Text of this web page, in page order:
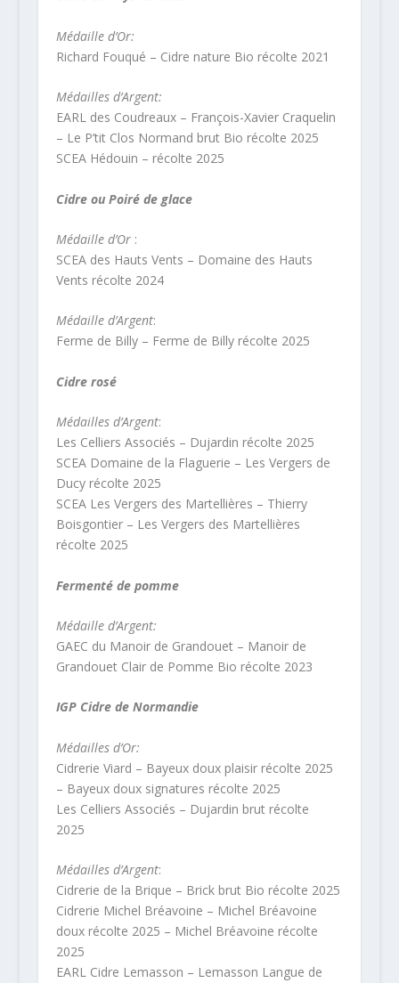
Médaille d’Or:
Richard Fouqué – Cidre nature Bio récolte 2021
Médailles d’Argent:
EARL des Coudreaux – François-Xavier Craquelin
– Le P’tit Clos Normand brut Bio récolte 2025
SCEA Hédouin – récolte 2025
Cidre ou Poiré de glace
Médaille d’Or :
SCEA des Hauts Vents – Domaine des Hauts
Vents récolte 2024
Médaille d’Argent:
Ferme de Billy – Ferme de Billy récolte 2025
Cidre rosé
Médailles d’Argent:
Les Celliers Associés – Dujardin récolte 2025
SCEA Domaine de la Flaguerie – Les Vergers de
Ducy récolte 2025
SCEA Les Vergers des Martellières – Thierry
Boisgontier – Les Vergers des Martellières
récolte 2025
Fermenté de pomme
Médaille d’Argent:
GAEC du Manoir de Grandouet – Manoir de
Grandouet Clair de Pomme Bio récolte 2023
IGP Cidre de Normandie
Médailles d’Or:
Cidrerie Viard – Bayeux doux plaisir récolte 2025
– Bayeux doux signatures récolte 2025
Les Celliers Associés – Dujardin brut récolte
2025
Médailles d’Argent:
Cidrerie de la Brique – Brick brut Bio récolte 2025
Cidrerie Michel Bréavoine – Michel Bréavoine
doux récolte 2025 – Michel Bréavoine récolte
2025
EARL Cidre Lemasson – Lemasson Langue de